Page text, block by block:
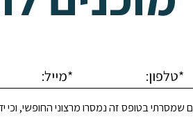
בטופס זה נמסרו מרצוני החופשי,